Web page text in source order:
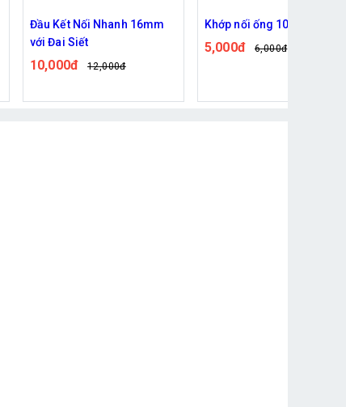
Đầu Kết Nối Nhanh 16mm
với Đai Siết
10,000đ 12,000đ
Khớp nối ống 10mm
5,000đ 6,000đ